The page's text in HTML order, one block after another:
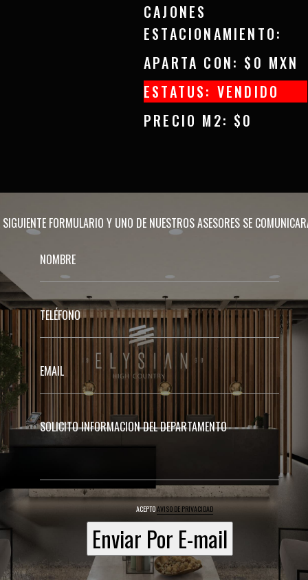
CAJONES
ESTACIONAMIENTO:
APARTA CON: $0 MXN
ESTATUS: VENDIDO
PRECIO M2: $0
SIGUIENTE FORMULARIO Y UNO DE NUESTROS ASESORES SE
ACEPTOAVISO DE PRIVACIDAD